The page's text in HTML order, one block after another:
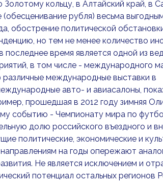
кольцу, в Алтайский край, в
рубля) весьма
обострение политической
но тем не менее количество
последнее время является одной из
в том числе - международного
международные выставки в
авто- и авиасалоны,
прошедшая в 2012 году зимняя
событию - Чемпионату мира по
долю российского въездного и
политические, экономические и
на годы опережают
Не является исключением и
потенциал остальных регионов